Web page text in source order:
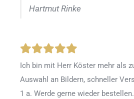
Hartmut Rinke
Ich bin mit Herr Köster mehr als
Auswahl an Bildern, schneller
1 a. Werde gerne wieder bestellen.